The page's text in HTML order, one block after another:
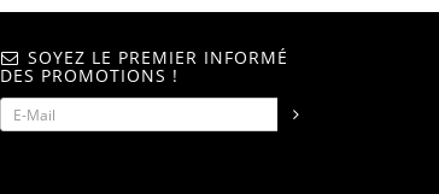
SOYEZ LE PREMIER INFORMÉ
DES PROMOTIONS !